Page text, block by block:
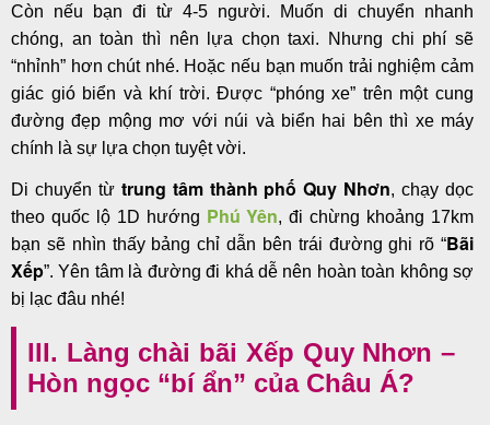
Còn nếu bạn đi từ 4-5 người. Muốn di chuyển nhanh
chóng, an toàn thì nên lựa chọn taxi. Nhưng chi phí sẽ
“nhỉnh” hơn chút nhé. Hoặc nếu bạn muốn trải nghiệm cảm
giác gió biển và khí trời. Được “phóng xe” trên một cung
đường đẹp mộng mơ với núi và biển hai bên thì xe máy
chính là sự lựa chọn tuyệt vời.
Di chuyển từ trung tâm thành phố Quy Nhơn, chạy dọc
theo quốc lộ 1D hướng Phú Yên, đi chừng khoảng 17km
bạn sẽ nhìn thấy bảng chỉ dẫn bên trái đường ghi rõ “Bãi
Xếp”. Yên tâm là đường đi khá dễ nên hoàn toàn không sợ
bị lạc đâu nhé!
III. Làng chài bãi Xếp Quy Nhơn –
Hòn ngọc “bí ẩn” của Châu Á?